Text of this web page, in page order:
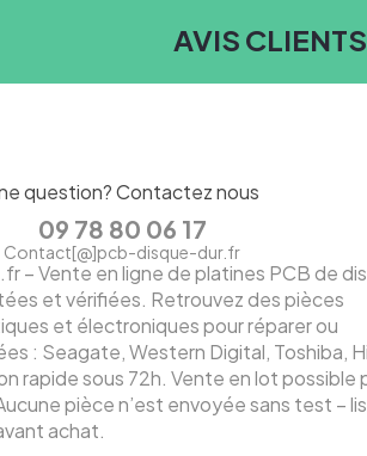
AVIS CLIENTS
question? Contactez nous
09 78 80 06 17
Contact[@]pcb-disque-dur.fr
– Vente en ligne de platines PCB de
et vérifiées. Retrouvez des pièces
et électroniques pour réparer ou
: Seagate, Western Digital, Toshiba,
rapide sous 72h. Vente en lot possible
pièce n’est envoyée sans test –
achat.